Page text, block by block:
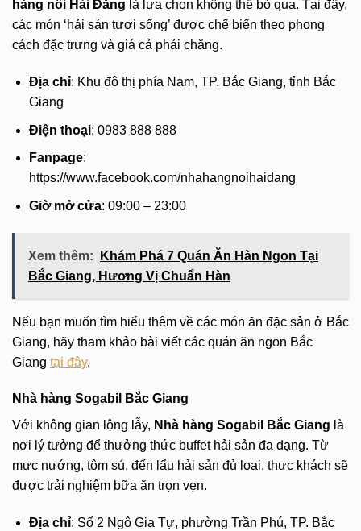
hàng nổi Hải Đăng là lựa chọn không thể bỏ qua. Tại đây,
các món ‘hải sản tươi sống’ được chế biến theo phong
cách đặc trưng và giá cả phải chăng.
Địa chỉ: Khu đô thị phía Nam, TP. Bắc Giang, tỉnh Bắc
Giang
Điện thoại: 0983 888 888
Fanpage:
https://www.facebook.com/nhahangnoihaidang
Giờ mở cửa: 09:00 – 23:00
Xem thêm:
Khám Phá 7 Quán Ăn Hàn Ngon Tại
Bắc Giang, Hương Vị Chuẩn Hàn
Nếu bạn muốn tìm hiểu thêm về các món ăn đặc sản ở Bắc
Giang, hãy tham khảo bài viết các quán ăn ngon Bắc
Giang tại đây.
Nhà hàng Sogabil Bắc Giang
Với không gian lộng lẫy, Nhà hàng Sogabil Bắc Giang là
nơi lý tưởng để thưởng thức buffet hải sản đa dạng. Từ
mực nướng, tôm sú, đến lẩu hải sản đủ loại, thực khách sẽ
được trải nghiệm bữa ăn trọn vẹn.
Địa chỉ: Số 2 Ngô Gia Tự, phường Trần Phú, TP. Bắc